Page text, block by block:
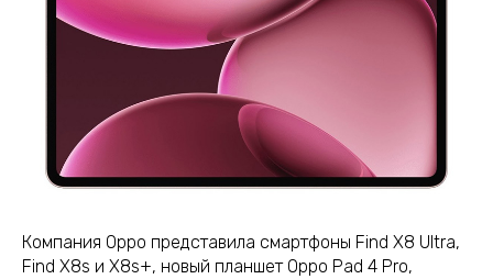
Компания Oppo представила смартфоны Find X8 Ultra,
Find X8s и X8s+, новый планшет Oppo Pad 4 Pro,